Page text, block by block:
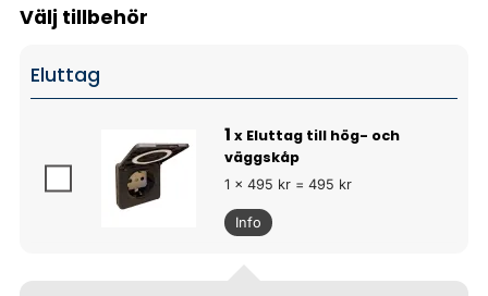
Välj tillbehör
Eluttag
1 x Eluttag till hög- och
väggskåp
1 x 495 kr = 495 kr
Info